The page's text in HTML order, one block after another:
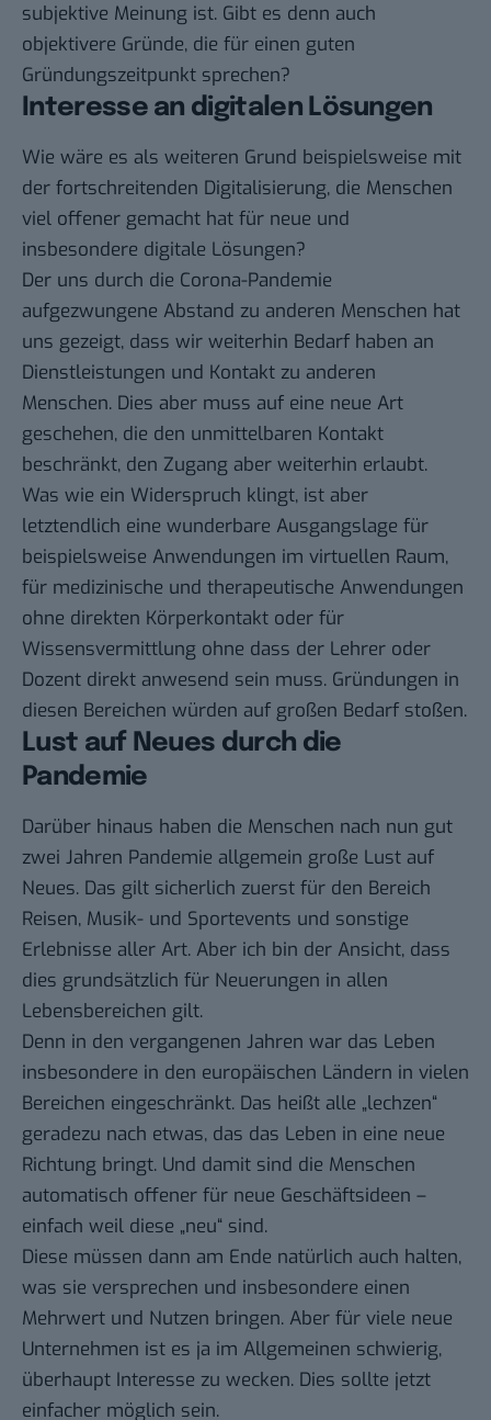
subjektive Meinung ist. Gibt es denn auch
objektivere Gründe, die für einen guten
Gründungszeitpunkt sprechen?
Interesse an digitalen Lösungen
Wie wäre es als weiteren Grund beispielsweise mit
der fortschreitenden Digitalisierung, die Menschen
viel offener gemacht hat für neue und
insbesondere digitale Lösungen?
Der uns durch die Corona-Pandemie
aufgezwungene Abstand zu anderen Menschen hat
uns gezeigt, dass wir weiterhin Bedarf haben an
Dienstleistungen und Kontakt zu anderen
Menschen. Dies aber muss auf eine neue Art
geschehen, die den unmittelbaren Kontakt
beschränkt, den Zugang aber weiterhin erlaubt.
Was wie ein Widerspruch klingt, ist aber
letztendlich eine wunderbare Ausgangslage für
beispielsweise Anwendungen im virtuellen Raum,
für medizinische und therapeutische Anwendungen
ohne direkten Körperkontakt oder für
Wissensvermittlung ohne dass der Lehrer oder
Dozent direkt anwesend sein muss. Gründungen in
diesen Bereichen würden auf großen Bedarf stoßen.
Lust auf Neues durch die
Pandemie
Darüber hinaus haben die Menschen nach nun gut
zwei Jahren Pandemie allgemein große Lust auf
Neues. Das gilt sicherlich zuerst für den Bereich
Reisen, Musik- und Sportevents und sonstige
Erlebnisse aller Art. Aber ich bin der Ansicht, dass
dies grundsätzlich für Neuerungen in allen
Lebensbereichen gilt.
Denn in den vergangenen Jahren war das Leben
insbesondere in den europäischen Ländern in vielen
Bereichen eingeschränkt. Das heißt alle „lechzen“
geradezu nach etwas, das das Leben in eine neue
Richtung bringt. Und damit sind die Menschen
automatisch offener für neue Geschäftsideen –
einfach weil diese „neu“ sind.
Diese müssen dann am Ende natürlich auch halten,
was sie versprechen und insbesondere einen
Mehrwert und Nutzen bringen. Aber für viele neue
Unternehmen ist es ja im Allgemeinen schwierig,
überhaupt Interesse zu wecken. Dies sollte jetzt
einfacher möglich sein.